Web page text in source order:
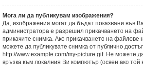
Мога ли да публикувам изображения?
Да, изображения могат да бъдат показвани във
администратора е разрешил прикачването на
прикачите снимка. Ако прикачването на файлове
можете да публикувате снимка от публично
http://www.example.com/my-picture.gif. Не можете
връзка към локалния Ви компютър (освен ако той